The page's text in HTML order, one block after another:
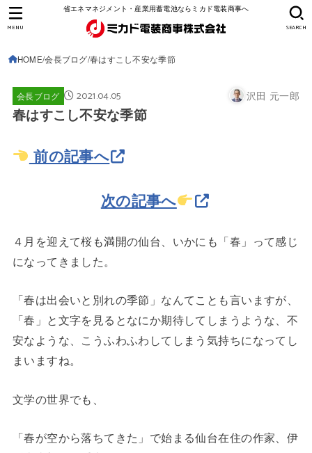
省エネマネジメント・産業用蓄電池ならミカド電装商事へ
SEARCH
MENU
HOME 会長ブログ 春はすこし不安な季節
会長ブログ 2021.04.05 沢田 元一郎
春はすこし不安な季節
前の記事へ
次の記事へ
４月を迎えて桜も満開の仙台、いかにも「春」って感じ
になってきました。
「春は出会いと別れの季節」なんてことも言いますが、
「春」と文字を見るとなにか期待してしまうような、不
安なような、こうふわふわしてしまう気持ちになってし
まいますね。
文学の世界でも、
「春が空から落ちてきた」で始まる仙台在住の作家、伊